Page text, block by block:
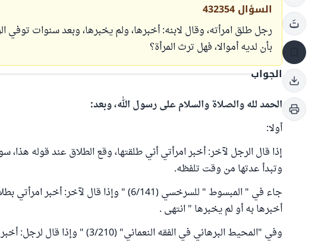
السؤال 432354
رجل طلق امرأته، وقال لابنه: أخبرها، ولم يخبرها، وبعد سنوات توفي
بأن لديه أموالا، فهل ترث المرأة؟
الجواب
الحمد لله والصلاة والسلام على رسول الله، وبعد:
أولا:
إذا قال الرجل لآخر: أخبر امرأتي أني طلقتها، وقع الطلاق عند قوله هذا،
وتبدأ عدتها من وقت تلفظه.
جاء في " المبسوط " للسرخسي (6/141) " وإذا قال لآخر:
أخبرها به أو لم يخبرها " انتهى .
وفي "المحيط البرهاني في الفقه النعماني"